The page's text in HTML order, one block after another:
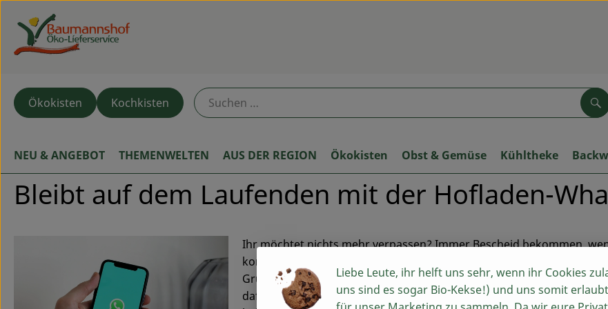
Ökokisten Kochkisten
NEU & ANGEBOT THEMENWELTEN AUS DER REGION Ökokisten Obst & Gemüse Kühltheke
Bleibt auf dem Laufenden mit der Hofladen-
Ihr möchtet nichts mehr verpassen? Immer Bescheid bekommen,
kommt in unsere neue WhatsApp-Gruppe Hofladen. Keine Angst,
Gruppe nur für wichtige Hinweise, die den Hofladen betreffen (z.B.,
dafür aber am Sonntag, 23. Juni, bei unserem Hoffest geöffnet hat
Liebe Leute, ihr helft uns sehr, wenn ihr Cookies
uns sind es sogar Bio-Kekse!) und uns somit